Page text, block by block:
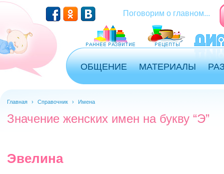
Поговорим о главном...
ОБЩЕНИЕ МАТЕРИАЛЫ
Главная › Справочник › Имена
Значение женских имен на букву “Э”
Эвелина